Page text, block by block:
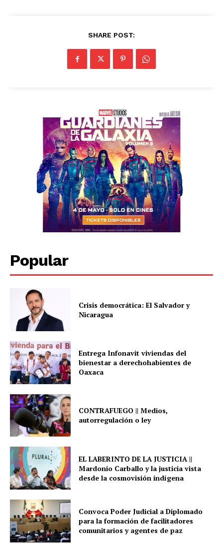
SHARE POST:
Popular
Crisis democrática: El Salvador y
Nicaragua
Entrega Infonavit viviendas del
bienestar a derechohabientes de
Oaxaca
CONTRAFUEGO || Medios,
autorregulación o ley
EL LABERINTO DE LA JUSTICIA ||
Mardonio Carballo y la justicia vista
desde la cosmovisión indígena
Convoca Poder Judicial a Diplomado
para la formación de facilitadores
comunitarios y agentes de paz